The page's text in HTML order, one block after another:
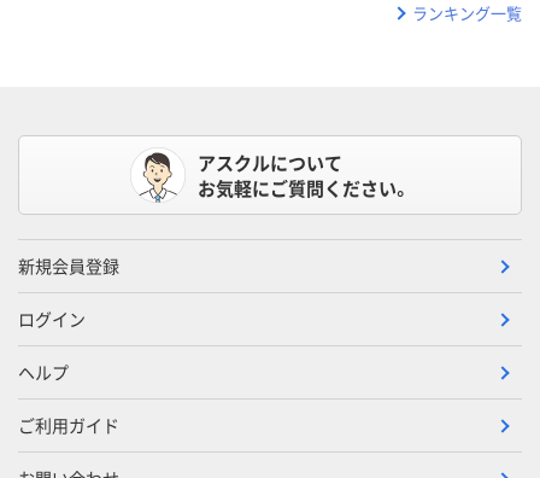
ランキング一覧
アスクルについて
お気軽にご質問ください。
新規会員登録
ログイン
ヘルプ
ご利用ガイド